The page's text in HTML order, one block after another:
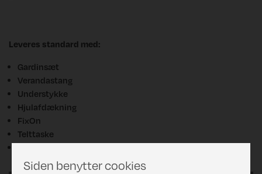
Leveres standard med:
Gardinsæt
Verandastang
Understykke
Hjulafdækning
FixOn
Telttaske
Siden benytter cookies